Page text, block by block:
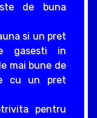
de buna
si un pret
gasesti in
mai bune de
cu un pret
pentru